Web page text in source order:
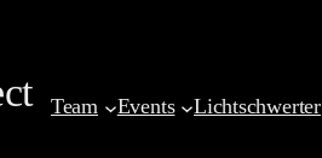
springen
Team Events Lichtschwerter